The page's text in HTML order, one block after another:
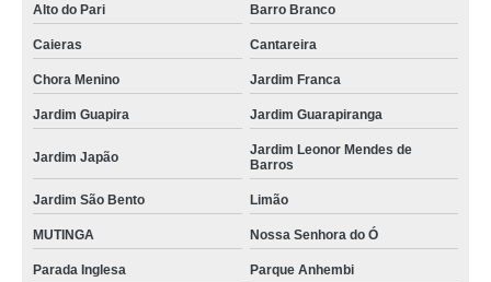
Alto do Pari
Barro Branco
Caieras Cantareira
Chora Menino Jardim Franca
Jardim Guapira Jardim Guarapiranga
Jardim Japão
Jardim Leonor Mendes de
Barros
Jardim São Bento Limão
MUTINGA Nossa Senhora do Ó
Parada Inglesa Parque Anhembi